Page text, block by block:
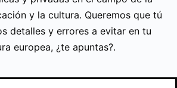
y la cultura. Queremos que tú
detalles y errores a evitar en tu
europea, ¿te apuntas?.